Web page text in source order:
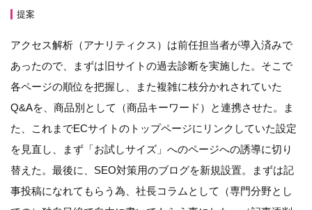
提案
アクセス解析（アナリティクス）は前任担当者が導入済みで
あったので、まずは旧サイトの過去診断を実施した。そこで
各ページの順位を把握し、また複雑に枝分かれされていた
Q&Aを、商品別として（商品キーワード）と連携させた。ま
た、これまでECサイトのトップページにリンクしていた設定
を見直し、まず「お試しサイズ」へのページへの誘導に切り
替えた。最後に、SEO対策用のブログを新規設置。まずは記
事投稿になれてもらう為、社長コラムとして（専門分野とし